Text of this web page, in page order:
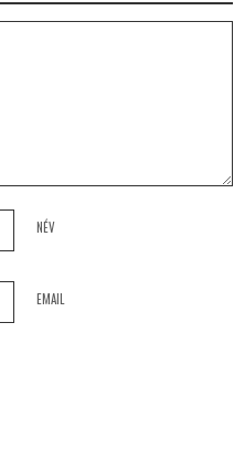
NÉV
EMAIL